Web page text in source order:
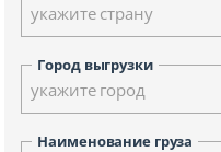
укажите страну
Город выгрузки
укажите город
Наименование груза